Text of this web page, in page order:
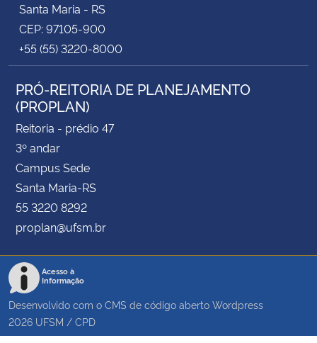
Santa Maria - RS
CEP: 97105-900
+55 (55) 3220-8000
PRÓ-REITORIA DE PLANEJAMENTO
(PROPLAN)
Reitoria - prédio 47
3º andar
Campus Sede
Santa Maria-RS
55 3220 8292
proplan@ufsm.br
Acesso à
Informação
Desenvolvido com o CMS de código aberto Wordpress
2026 UFSM / CPD